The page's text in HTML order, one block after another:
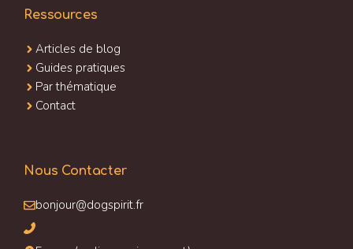
Ressources
Articles de blog
Guides pratiques
Par thématique
Contact
Nous Contacter
bonjour@dogspirit.fr